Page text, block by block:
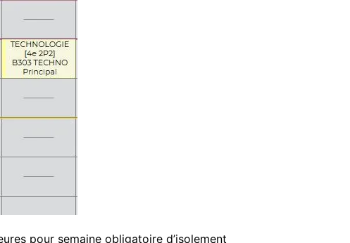
pour semaine obligatoire d’isolement